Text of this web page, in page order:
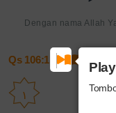
Dengan nama Allah
Qs 106:1
١